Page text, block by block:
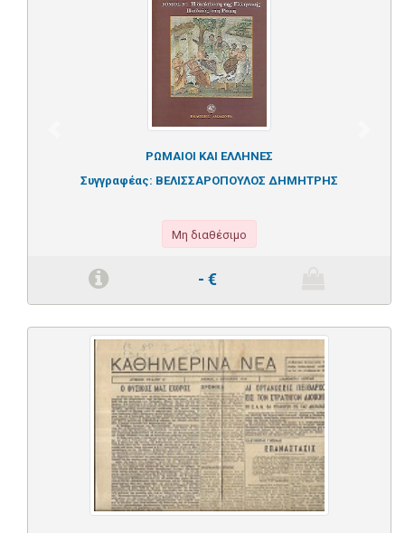
ΡΩΜΑΙΟΙ ΚΑΙ ΕΛΛΗΝΕΣ
Συγγραφέας: ΒΕΛΙΣΣΑΡΟΠΟΥΛΟΣ ΔΗΜΗΤΡΗΣ
Μη διαθέσιμο
- €